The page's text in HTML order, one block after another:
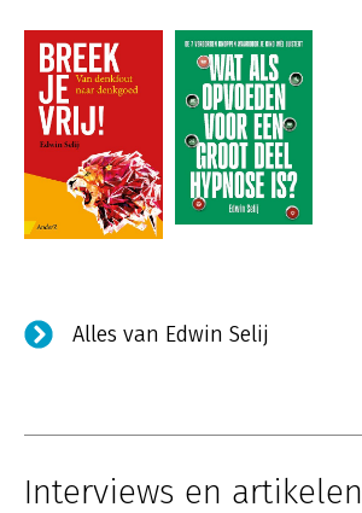
Alles van Edwin Selij
Interviews en artikelen